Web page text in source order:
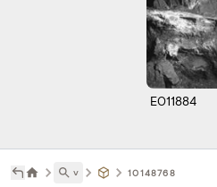
E011884
˅ 10148768